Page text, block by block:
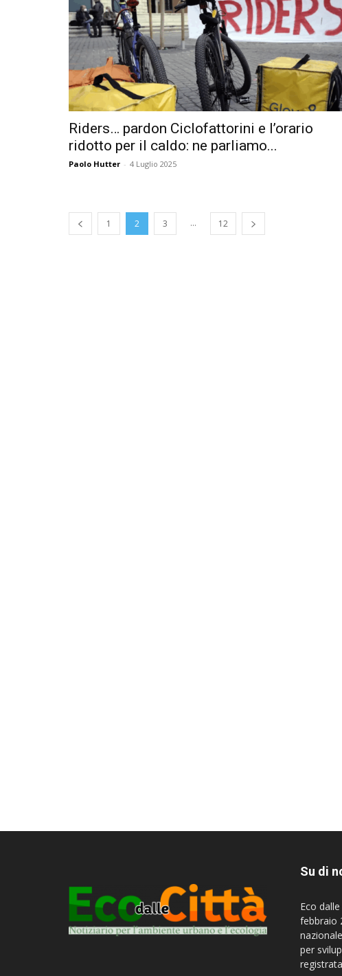
Riders… pardon Ciclofattorini e l’orario
ridotto per il caldo: ne parliamo...
Paolo Hutter - 4 Luglio 2025
1 2 3 ... 12
Su di
Eco
febbraio
per